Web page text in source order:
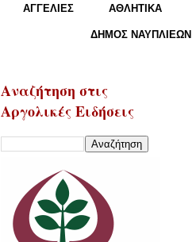
ΑΓΓΕΛΙΕΣ ΑΘΛΗΤΙΚΑ
ΔΗΜΟΣ ΝΑΥΠΛΙΕΩΝ
Αναζήτηση στις
Αργολικές Ειδήσεις